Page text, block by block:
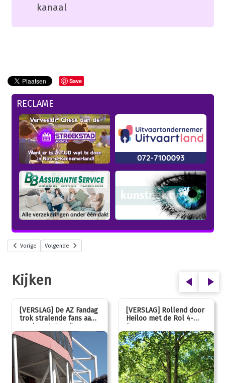
kanaal
Save
RECLAME
Vorige Volgende
Kijken
[VERSLAG] De AZ Fandag
trok stralende fans aan,
van jong tot oud!
[VERSLAG] Rollend door
Heiloo met de Rol 4-
Daagse